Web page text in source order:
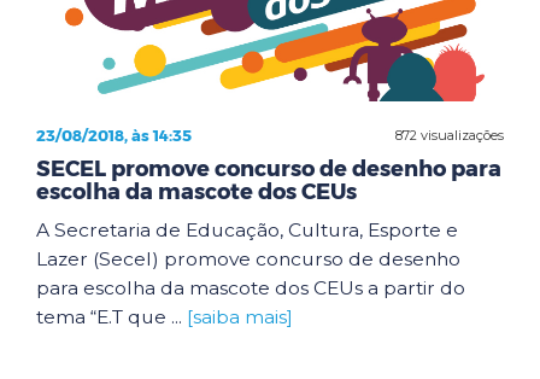
872 visualizações
23/08/2018, às 14:35
SECEL promove concurso de desenho para
escolha da mascote dos CEUs
A Secretaria de Educação, Cultura, Esporte e
Lazer (Secel) promove concurso de desenho
para escolha da mascote dos CEUs a partir do
tema “E.T que ... [saiba mais]